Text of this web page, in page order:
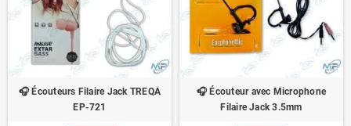
🎧 Écouteurs Filaire Jack TREQA
EP-721
🎧 Écouteur avec Microphone
Filaire Jack 3.5mm